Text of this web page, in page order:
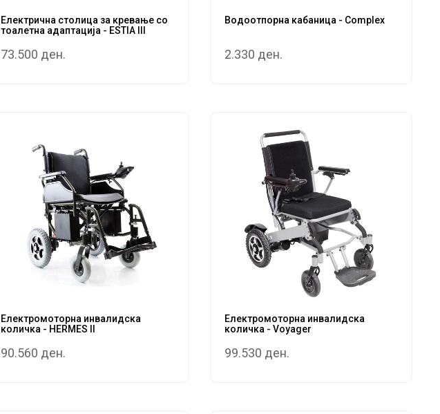
Електрична столица за кревање со
тоалетна адаптација - ESTIA III
73.500 ден.
Водоотпорна кабаница - Complex
2.330 ден.
Електромоторна инвалидска
количка - HERMES II
90.560 ден.
Електромоторна инвалидска
количка - Voyager
99.530 ден.